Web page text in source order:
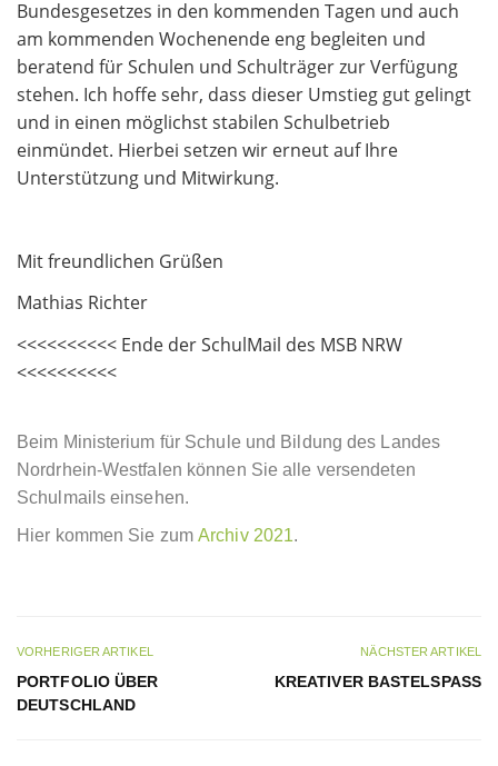
Bundesgesetzes in den kommenden Tagen und auch
am kommenden Wochenende eng begleiten und
beratend für Schulen und Schulträger zur Verfügung
stehen. Ich hoffe sehr, dass dieser Umstieg gut gelingt
und in einen möglichst stabilen Schulbetrieb
einmündet. Hierbei setzen wir erneut auf Ihre
Unterstützung und Mitwirkung.
Mit freundlichen Grüßen
Mathias Richter
<<<<<<<<<< Ende der SchulMail des MSB NRW
<<<<<<<<<<
Beim Ministerium für Schule und Bildung des Landes
Nordrhein-Westfalen können Sie alle versendeten
Schulmails einsehen.
Hier kommen Sie zumArchiv 2021.
VORHERIGER ARTIKEL
PORTFOLIO ÜBER
DEUTSCHLAND
NÄCHSTER ARTIKEL
KREATIVER BASTELSPASS